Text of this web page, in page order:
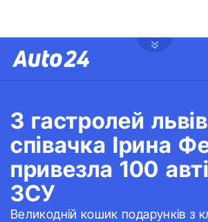
З гастролей
співачка Ірина
привезла 100
ЗСУ
Великодній кошик подарунків з